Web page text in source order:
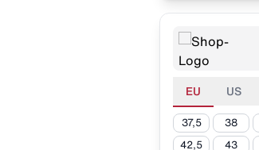
EU US
37,5 38
42,5 43